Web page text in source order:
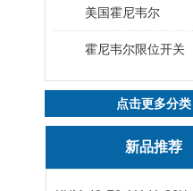
美国霍尼韦尔
霍尼韦尔限位开关
点击更多分类
新品推荐